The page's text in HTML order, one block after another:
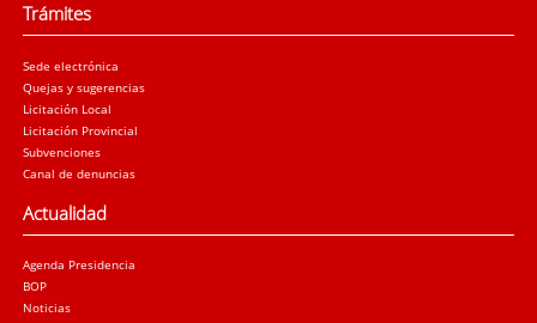
Trámites
Sede electrónica
Quejas y sugerencias
Licitación Local
Licitación Provincial
Subvenciones
Canal de denuncias
Actualidad
Agenda Presidencia
BOP
Noticias